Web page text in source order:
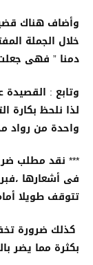
وأضاف هناك
خلال الجملة
دمنا ” فهى
وتابع :
لذا نلحظ بكارة
واحدة من رواد
*** نقد مطلب
فى أشعارها
تتوقف طويلا
كذلك ضرورة
بكثرة مما يضر